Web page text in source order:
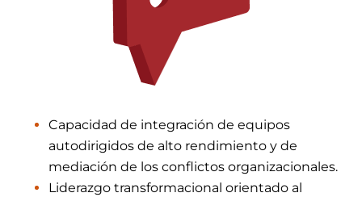
Capacidad de integración de equipos
autodirigidos de alto rendimiento y de
mediación de los conflictos organizacionales.
Liderazgo transformacional orientado al